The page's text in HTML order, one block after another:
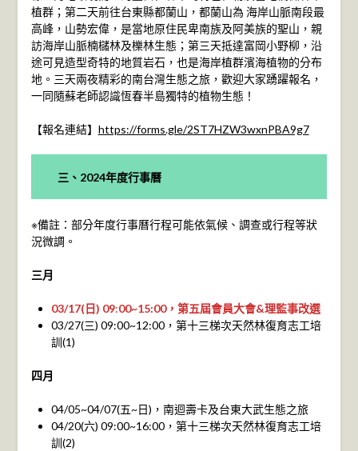
植群；第二天前往台東縣都蘭山，都蘭山為 海岸山脈南段最
高峰，山勢宏偉，是當地原住民卑南族及阿美族的聖山，親
訪海岸山脈楠櫧林及櫟林生態；第三天抵達富岡小野柳，沿
途可見造型奇特的地質岩石，也是海岸植群濱海植物的分布
地。三天兩夜精彩的南台灣生態之旅，歡迎大家踴躍報名，
一同隨蘇老師認識恆春半島獨特的植物生態！
【報名連結】 https://forms.gle/2ST7HZW3wxnPBA9g7
三、2024年度行事曆
※備註：部分年度行事曆行程可能依氣候、調查或行程等狀
況微調。
三月
03/17(日) 09:00~15:00，第五屆會員大會&理監事改選
03/27(三) 09:00~12:00，第十三梯次天然林復育志工培
訓(1)
四月
04/05~04/07(五~日)，南迴壽卡及台東大武生態之旅
04/20(六) 09:00~16:00，第十三梯次天然林復育志工培
訓(2)